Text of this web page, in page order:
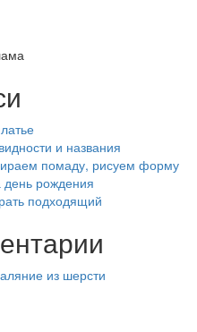
и названия
помаду, рисуем форму
день рождения
подходящий
из шерсти